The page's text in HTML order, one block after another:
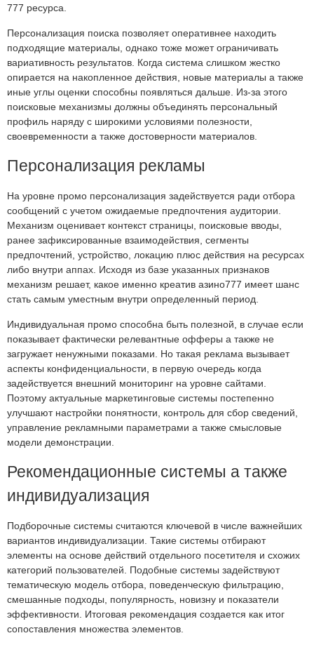
777 ресурса.
Персонализация поиска позволяет оперативнее находить
подходящие материалы, однако тоже может ограничивать
вариативность результатов. Когда система слишком жестко
опирается на накопленное действия, новые материалы а также
иные углы оценки способны появляться дальше. Из-за этого
поисковые механизмы должны объединять персональный
профиль наряду с широкими условиями полезности,
своевременности а также достоверности материалов.
Персонализация рекламы
На уровне промо персонализация задействуется ради отбора
сообщений с учетом ожидаемые предпочтения аудитории.
Механизм оценивает контекст страницы, поисковые вводы,
ранее зафиксированные взаимодействия, сегменты
предпочтений, устройство, локацию плюс действия на ресурсах
либо внутри аппах. Исходя из базе указанных признаков
механизм решает, какое именно креатив азино777 имеет шанс
стать самым уместным внутри определенный период.
Индивидуальная промо способна быть полезной, в случае если
показывает фактически релевантные офферы а также не
загружает ненужными показами. Но такая реклама вызывает
аспекты конфиденциальности, в первую очередь когда
задействуется внешний мониторинг на уровне сайтами.
Поэтому актуальные маркетинговые системы постепенно
улучшают настройки понятности, контроль для сбор сведений,
управление рекламными параметрами а также смысловые
модели демонстрации.
Рекомендационные системы а также
индивидуализация
Подборочные системы считаются ключевой в числе важнейших
вариантов индивидуализации. Такие системы отбирают
элементы на основе действий отдельного посетителя и схожих
категорий пользователей. Подобные системы задействуют
тематическую модель отбора, поведенческую фильтрацию,
смешанные подходы, популярность, новизну и показатели
эффективности. Итоговая рекомендация создается как итог
сопоставления множества элементов.